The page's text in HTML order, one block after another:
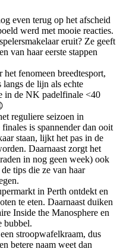
even terug op het afscheid
werd met mooie reacties.
eruit? Ze geeft
van haar eerste stappen
fenomeen breedtesport,
langs de lijn als echte
in de NK padelfinale <40
reguliere seizoen in
is spannender dan ooit
staan, lijkt het pas in de
Daarnaast zorgt het
in nog geen week) ook
tips die ze van haar
in Perth ontdekt en
te eten. Daarnaast duiken
Inside the Manosphere en
bubbel.
stroopwafelkraam, dus
betere naam weet dan